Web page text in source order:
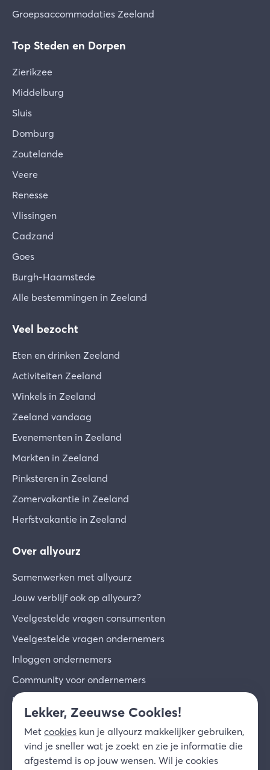
Groepsaccommodaties Zeeland
Top Steden en Dorpen
Zierikzee
Middelburg
Sluis
Domburg
Zoutelande
Veere
Renesse
Vlissingen
Cadzand
Goes
Burgh-Haamstede
Alle bestemmingen in Zeeland
Veel bezocht
Eten en drinken Zeeland
Activiteiten Zeeland
Winkels in Zeeland
Zeeland vandaag
Evenementen in Zeeland
Markten in Zeeland
Pinksteren in Zeeland
Zomervakantie in Zeeland
Herfstvakantie in Zeeland
Over allyourz
Samenwerken met allyourz
Jouw verblijf ook op allyourz?
Veelgestelde vragen consumenten
Veelgestelde vragen ondernemers
Inloggen ondernemers
Community voor ondernemers
Inschrijven voor de nieuwsbrief
Over ons
Contact
Lekker, Zeeuwse Cookies!
Met cookies kun je allyourz makkelijker gebruiken,
vind je sneller wat je zoekt en zie je informatie die
afgestemd is op jouw wensen. Wil je cookies